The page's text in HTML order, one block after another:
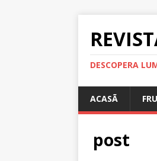
DESCOPERA
ACASÃ
post